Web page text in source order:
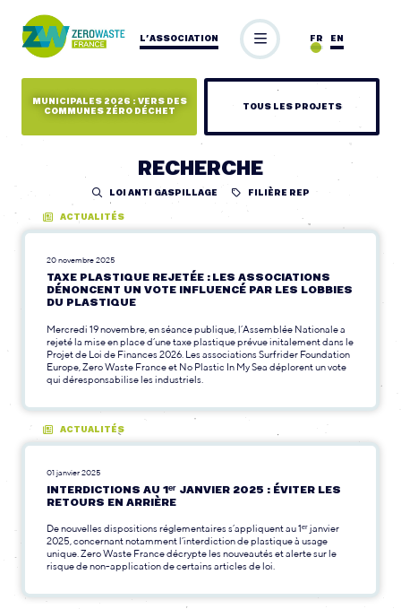
L’ASSOCIATION EN
FR
MUNICIPALES 2026 : VERS DES
COMMUNES ZÉRO DÉCHET
TOUS LES PROJETS
RECHERCHE
LOI ANTI GASPILLAGE FILIÈRE REP
ACTUALITÉS
20 novembre 2025
TAXE PLASTIQUE REJETÉE : LES ASSOCIATIONS
DÉNONCENT UN VOTE INFLUENCÉ PAR LES LOBBIES
DU PLASTIQUE
Mercredi 19 novembre, en séance publique, l’Assemblée Nationale a
rejeté la mise en place d’une taxe plastique prévue initalement dans le
Projet de Loi de Finances 2026. Les associations Surfrider Foundation
Europe, Zero Waste France et No Plastic In My Sea déplorent un vote
qui déresponsabilise les industriels.
ACTUALITÉS
01 janvier 2025
INTERDICTIONS AU 1ᵉʳ JANVIER 2025 : ÉVITER LES
RETOURS EN ARRIÈRE
De nouvelles dispositions réglementaires s’appliquent au 1ᵉʳ janvier
2025, concernant notamment l’interdiction de plastique à usage
unique. Zero Waste France décrypte les nouveautés et alerte sur le
risque de non-application de certains articles de loi.